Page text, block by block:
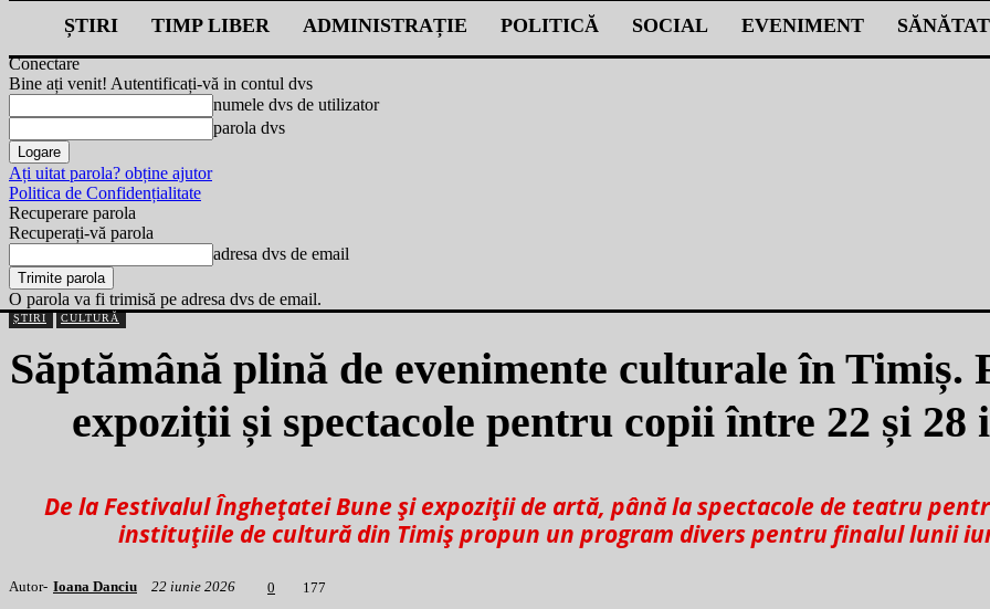
ȘTIRI TIMP LIBER ADMINISTRAȚIE POLITICĂ SOCIAL EVENIMENT
Conectare
Bine ați venit! Autentificați-vă in contul dvs
numele dvs de utilizator
parola dvs
Ați uitat parola? obține ajutor
Politica de Confidențialitate
Recuperare parola
Recuperați-vă parola
adresa dvs de email
O parola va fi trimisă pe adresa dvs de email.
ȘTIRI CULTURĂ
Săptămână plină de evenimente culturale în Timiș.
expoziții și spectacole pentru copii între 22 și 28
De la Festivalul Înghețatei Bune și expoziții de artă, până la spectacole de teatru
instituțiile de cultură din Timiș propun un program divers pentru finalul lunii
Autor- Ioana Danciu 22 iunie 2026 0 1 77